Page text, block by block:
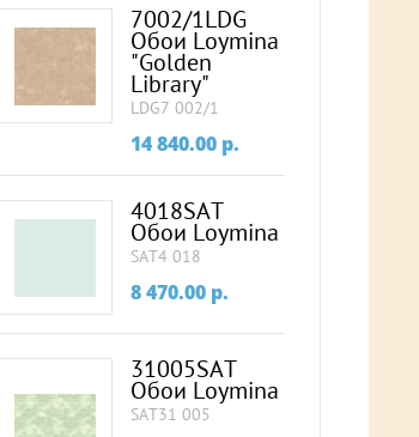
7002/1LDG
Обои Loymina
"Golden
Library"
LDG7 002/1
14 840.00 p.
4018SAT
Обои Loymina
SAT4 018
8 470.00 p.
31005SAT
Обои Loymina
SAT31 005